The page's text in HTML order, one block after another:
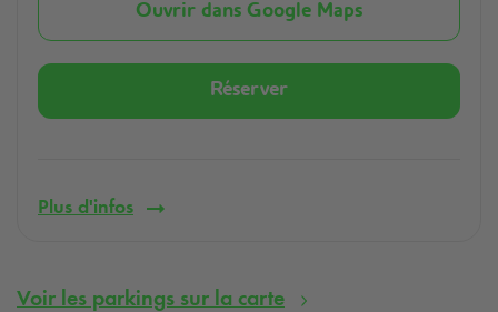
Ouvrir dans Google Maps
Réserver
Plus d'infos
Voir les parkings sur la carte